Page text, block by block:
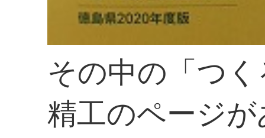
その中の「つ
精工のページ